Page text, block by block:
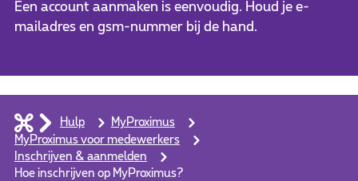
Een account aanmaken is eenvoudig. Houd je e-
mailadres en gsm-nummer bij de hand.
Hulp
MyProximus
MyProximus voor medewerkers
Inschrijven & aanmelden
Hoe inschrijven op MyProximus?